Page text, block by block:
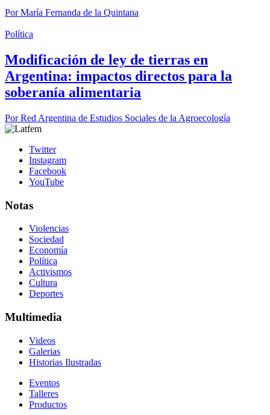
PorMaría Fernanda de la Quintana
Política
Modificación de ley de tierras en
Argentina: impactos directos para la
soberanía alimentaria
PorRed Argentina de Estudios Sociales de la Agroecología
Twitter
Instagram
Facebook
YouTube
Notas
Violencias
Sociedad
Economía
Política
Activismos
Cultura
Deportes
Multimedia
Videos
Galerias
Historias Ilustradas
Eventos
Talleres
Productos